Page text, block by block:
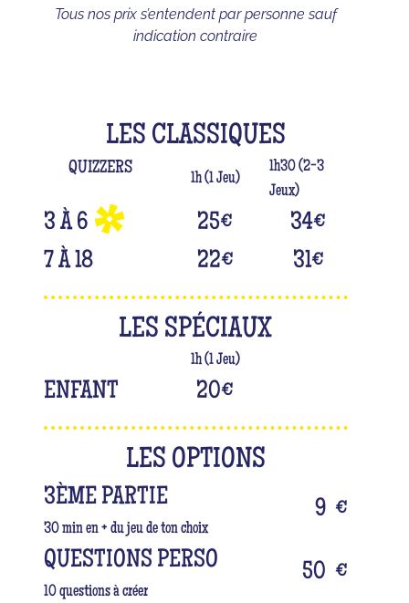
Tous nos prix s’entendent par personne sauf
indication contraire
LES CLASSIQUES
QUIZZERS
1h (1 Jeu)
1h30 (2-3
Jeux)
3 À 6 25€ 34€
7 À 18
22€ 31€
LES SPÉCIAUX
1h (1 Jeu)
ENFANT 20€
LES OPTIONS
3ÈME PARTIE
30 min en + du jeu de ton choix
9 €
QUESTIONS PERSO
10 questions à créer
50 €